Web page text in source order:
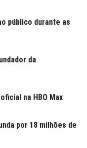
público durante as
da
na HBO Max
por 18 milhões de